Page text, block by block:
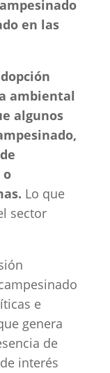
en las
ambiental
algunos
o
Lo que
sector
e
genera
de
interés